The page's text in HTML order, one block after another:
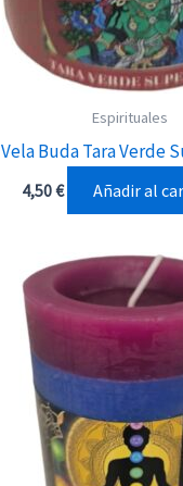
Espirituales
Vela Buda Tara Verde
4,50€ Añadir al